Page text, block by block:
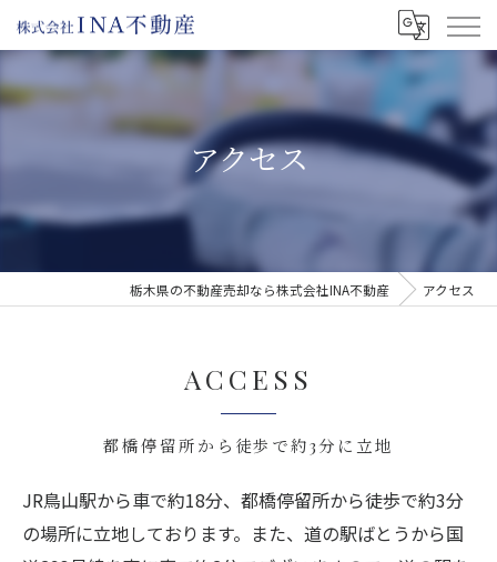
アクセス
栃木県の不動産売却なら株式会社INA不動産 アクセス
都橋停留所から徒歩で約3分に立地
ACCESS
JR鳥山駅から車で約18分、都橋停留所から徒歩で約3分
の場所に立地しております。また、道の駅ばとうから国